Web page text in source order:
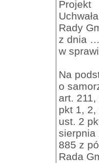
Projekt
Rady
z dnia
w
Na
o
art.
pkt 1,
ust. 2
sierpnia
885 z
Rada